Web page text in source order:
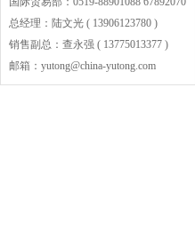
总经理：陆文光 ( 13906123780 )
销售副总：查永强 ( 13775013377 )
邮箱：yutong@china-yutong.com